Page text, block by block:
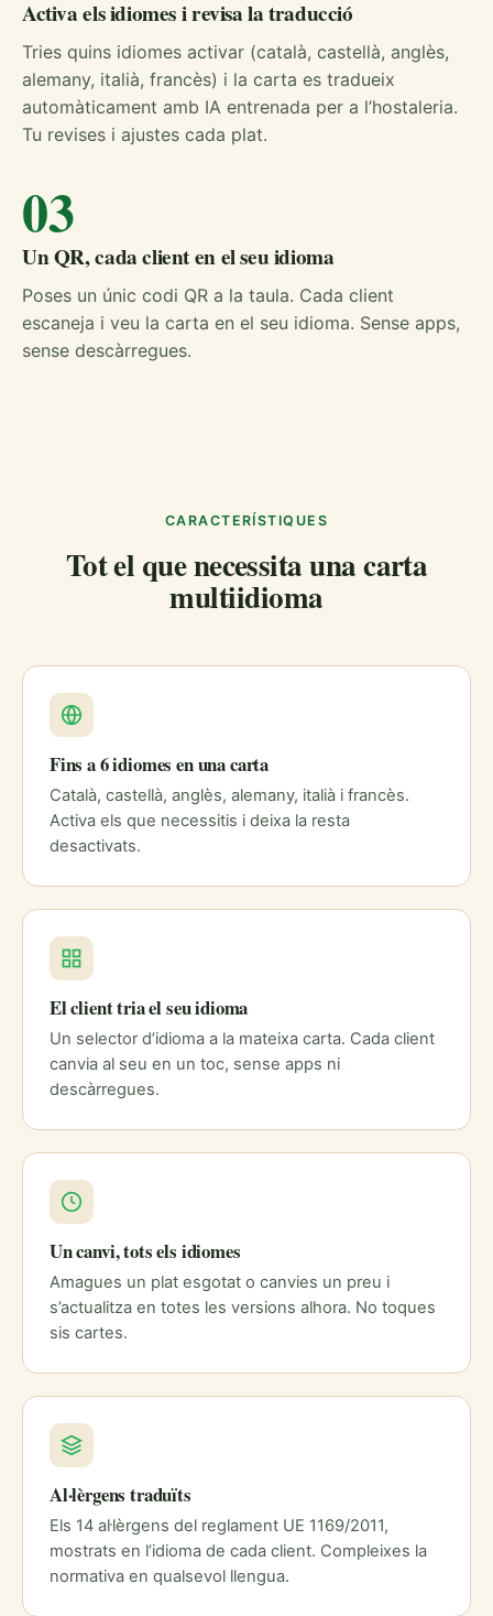
Activa els idiomes i revisa la traducció
Tries quins idiomes activar (català, castellà, anglès,
alemany, italià, francès) i la carta es tradueix
automàticament amb IA entrenada per a l’hostaleria.
Tu revises i ajustes cada plat.
03
Un QR, cada client en el seu idioma
Poses un únic codi QR a la taula. Cada client
escaneja i veu la carta en el seu idioma. Sense apps,
sense descàrregues.
CARACTERÍSTIQUES
Tot el que necessita una carta
multiidioma
Fins a 6 idiomes en una carta
Català, castellà, anglès, alemany, italià i francès.
Activa els que necessitis i deixa la resta
desactivats.
El client tria el seu idioma
Un selector d’idioma a la mateixa carta. Cada client
canvia al seu en un toc, sense apps ni
descàrregues.
Un canvi, tots els idiomes
Amagues un plat esgotat o canvies un preu i
s’actualitza en totes les versions alhora. No toques
sis cartes.
Al·lèrgens traduïts
Els 14 al·lèrgens del reglament UE 1169/2011,
mostrats en l’idioma de cada client. Compleixes la
normativa en qualsevol llengua.